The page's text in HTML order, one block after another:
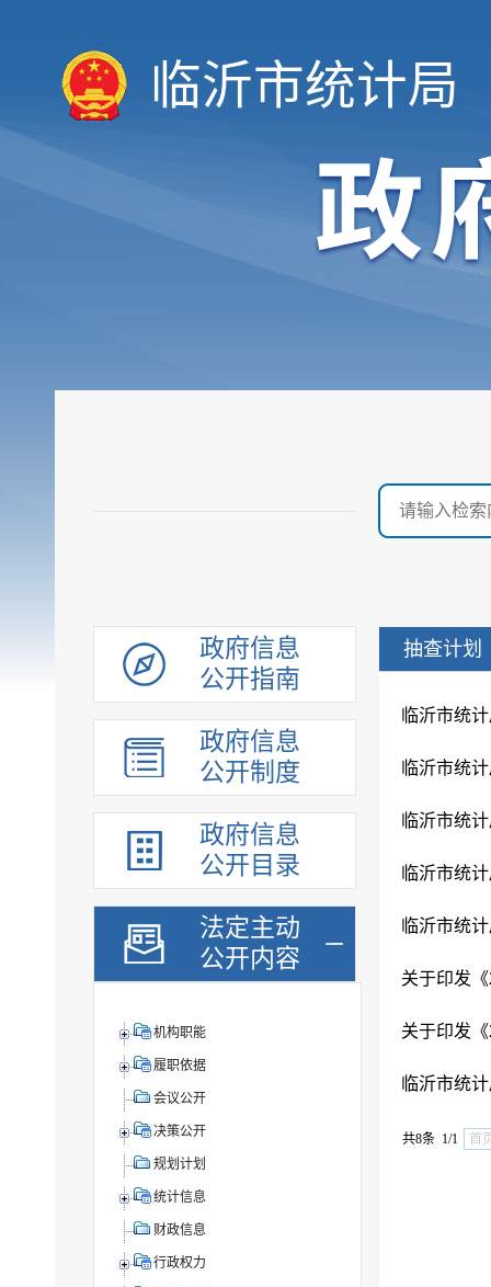
临沂市统计局
政府信息
公开指南
政府信息
公开制度
政府信息
公开目录
法定主动
公开内容
机构职能
履职依据
会议公开
决策公开
规划计划
统计信息
财政信息
行政权力
抽查计划
临沂市统
临沂市统
临沂市统
临沂市统
临沂市统
关于印发
关于印发
临沂市统
共8条 1/1 首